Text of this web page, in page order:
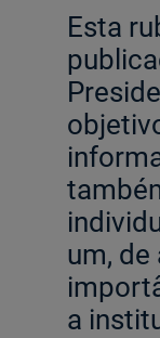
Saiba mais
Empresas
Ajuda Empresas
Quero ser
Aderir ao
Aderir ao
Esta
um, de
a